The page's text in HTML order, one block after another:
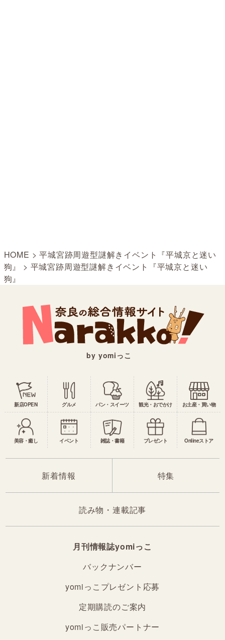
HOME >平城宮跡周遊型謎解きイベント『平城京と迷い
狗』
> 平城宮跡周遊型謎解きイベント『平城京と迷い
狗』
by yomiっこ
新店OPEN グルメ パン・スイーツ 観光・おでかけ お土産・買い物
美容・癒し イベント 雑誌・書籍 プレゼント Onlineストア
新着情報 特集
読み物・連載記事
月刊情報誌yomiっこ
バックナンバー
yomiっこプレゼント応募
定期購読のご案内
yomiっこ販売パートナー